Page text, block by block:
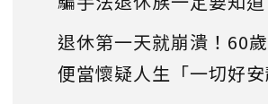
退休第一天就崩潰！60
便當懷疑人生「一切好安